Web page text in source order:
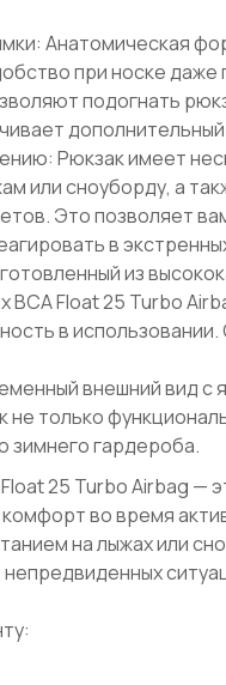
Анатомическая
при носке даже
подогнать
Рюкзак имеет
или сноуборду, а
Это позволяет
в
из
BCA Float 25 Turbo
в
внешний вид с
не только
зимнего гардероба.
25 Turbo Airbag —
во время
на лыжах или